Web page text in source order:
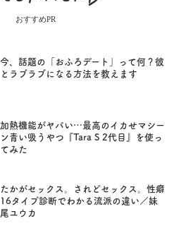
おすすめPR
今、話題の「おふろデート」って何？彼
とラブラブになる方法を教えます
加熱機能がヤバい…最高のイカせマシー
ン青い吸うやつ『Tara S 2代目』を使っ
てみた
たかがセックス。されどセックス。性癖
16タイプ診断でわかる流派の違い／妹
尾ユウカ